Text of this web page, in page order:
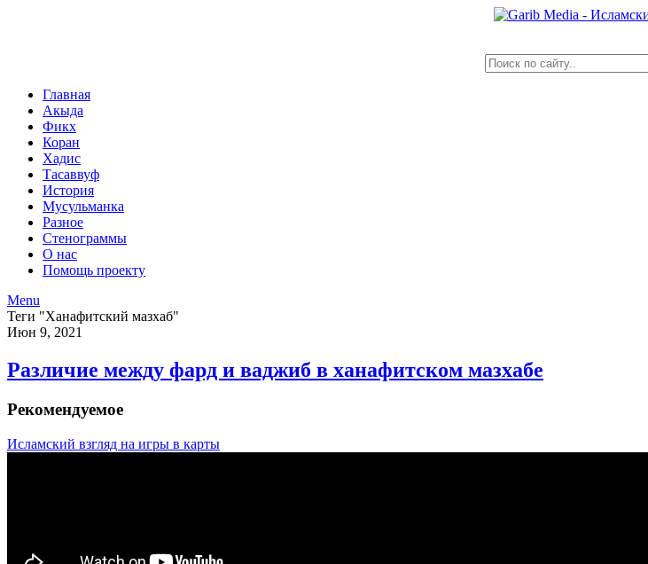
Главная
Акыда
Фикх
Коран
Хадис
Тасаввуф
История
Мусульманка
Разное
Стенограммы
О нас
Помощь проекту
Menu
Теги "Ханафитский мазхаб"
Июн 9, 2021
Различие между фард и ваджиб в ханафитском мазхабе
Рекомендуемое
Исламский взгляд на игры в карты